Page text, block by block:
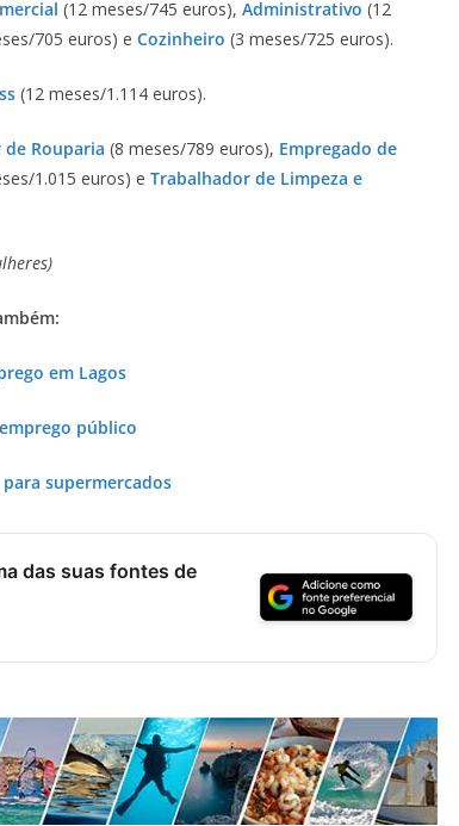
(12 meses/745 euros), Administrativo (12
705 euros) e Cozinheiro (3 meses/725 euros).
(12 meses/1.114 euros).
Rouparia (8 meses/789 euros), Empregado de
1.015 euros) e Trabalhador de Limpeza e
em Lagos
público
supermercados
das suas fontes de
Lagos – A quem pertence a parte superior da
sacristia da Igreja de Santa Maria?!…